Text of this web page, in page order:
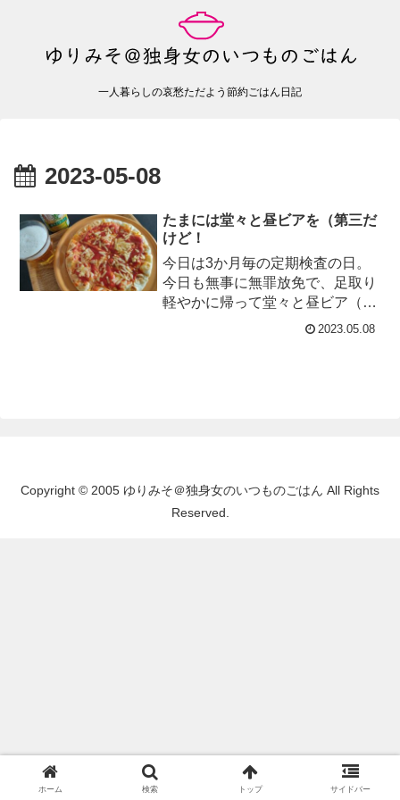
一人暮らしの哀愁ただよう節約ごはん日記
2023-05-08
たまには堂々と昼ビアを（第三だ
けど！
今日は3か月毎の定期検査の日。
今日も無事に無罪放免で、足取り
軽やかに帰って堂々と昼ビア（第
三）をプシッ。今日の食出費サッ
2023.05.08
Copyright © 2005 ゆりみそ＠独身女のいつものごはん All Rights
Reserved.
ホーム 検索 トップ サイドバー